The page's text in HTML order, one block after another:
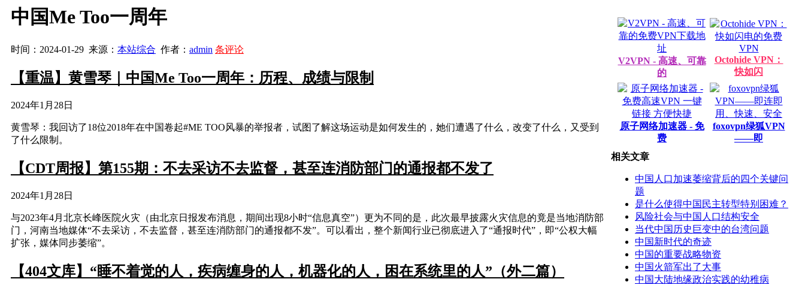
中国Me Too一周年
时间：2024-01-29 来源： 本站综合 作者： admin 条评论
【重温】黄雪琴｜中国Me Too一周年：历程、成绩与限制
2024年1月28日
黄雪琴：我回访了18位2018年在中国卷起#ME TOO风暴的举报者，试图了解这场运动是如何发生的，她们遭遇了什么，改变了什么，又受到
了什么限制。
【CDT周报】第155期：不去采访不去监督，甚至连消防部门的通报都不发了
2024年1月28日
与2023年4月北京长峰医院火灾（由北京日报发布消息，期间出现8小时“信息真空”）更为不同的是，此次最早披露火灾信息的竟是当地消防部
门，河南当地媒体“不去采访，不去监督，甚至连消防部门的通报都不发”。可以看出，整个新闻行业已彻底进入了“通报时代”，即“公权大幅
扩张，媒体同步萎缩”。
【404文库】“睡不着觉的人，疾病缠身的人，机器化的人，困在系统里的人”（外二篇）
V2VPN - 高速、可靠
的
Octohide VPN：
快如闪
原子网络加速器 - 免
费
foxovpn绿狐VPN
——即
相关文章
中国人口加速萎缩背后的四个关键问
题
是什么使得中国民主转型特别困难？
风险社会与中国人口结构安全
当代中国历史巨变中的台湾问题
中国新时代的奇迹
中国的重要战略物资
中国火箭军出了大事
中国大陆地缘政治实践的幼稚病